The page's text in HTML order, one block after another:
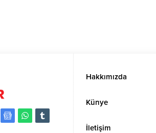
Hakkımızda
Künye
İletişim